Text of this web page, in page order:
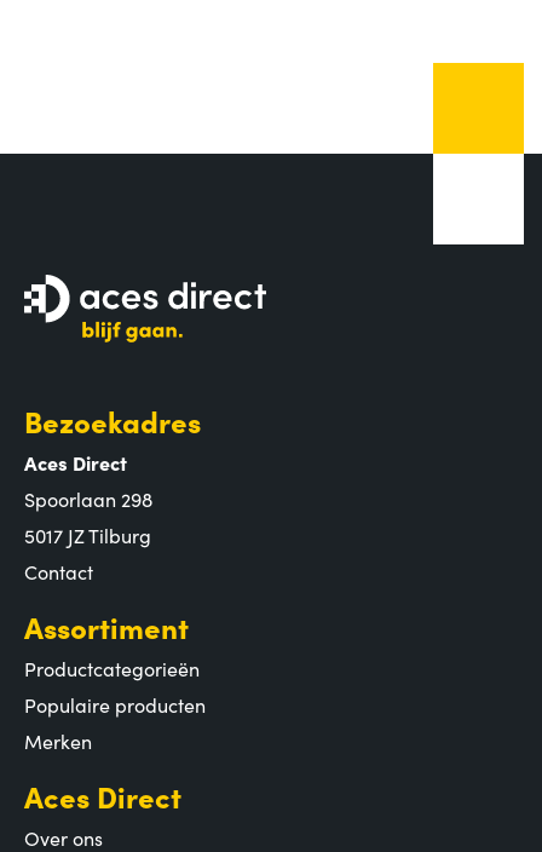
Bezoekadres
Aces Direct
Spoorlaan 298
5017 JZ Tilburg
Contact
Assortiment
Productcategorieën
Populaire producten
Merken
Aces Direct
Over ons